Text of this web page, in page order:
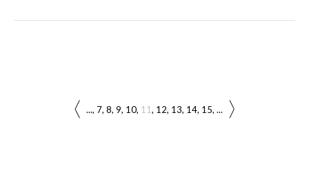
... 7 8 9 10 11 12 13 14 15 ...